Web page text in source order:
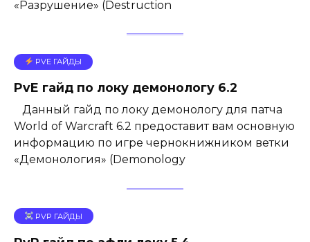
«Разрушение» (Destruction
PVE ГАЙДЫ
PvE гайд по локу демонологу 6.2
Данный гайд по локу демонологу для патча
World of Warcraft 6.2 предоставит вам основную
информацию по игре чернокнижником ветки
«Демонология» (Demonology
PVP ГАЙДЫ